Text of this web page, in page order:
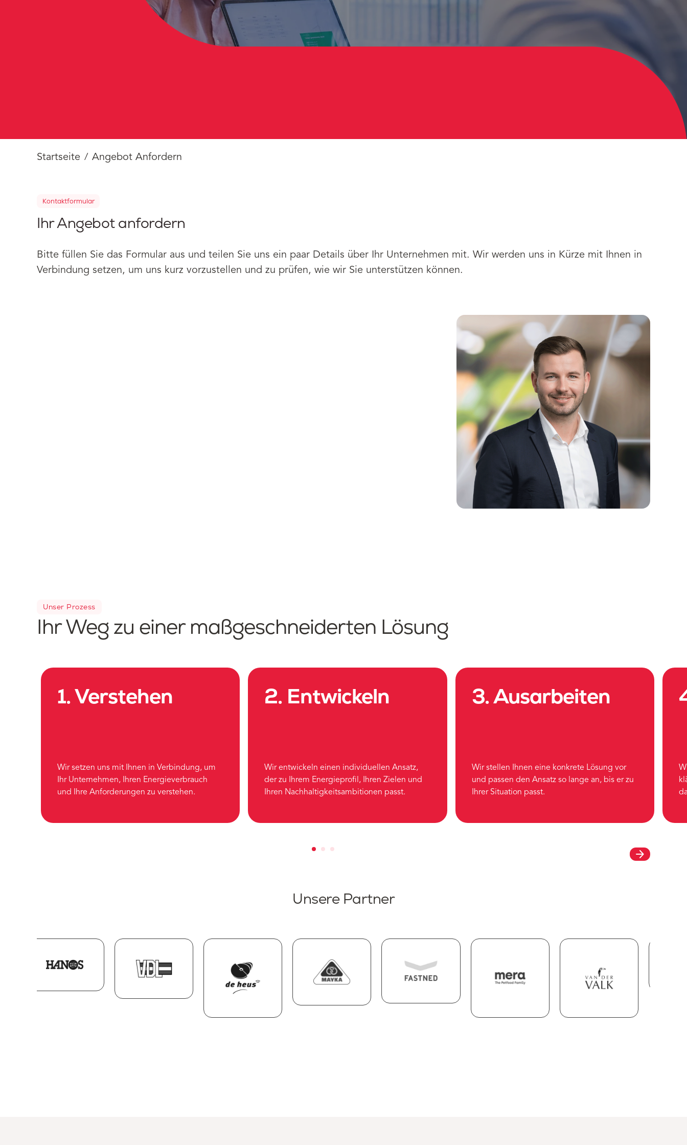
Startseite Angebot Anfordern
Kontaktformular
Ihr Angebot anfordern
Bitte füllen Sie das Formular aus und teilen Sie uns ein paar Details über Ihr Unternehmen mit. Wir werden uns in Kürze mit Ihnen in
Verbindung setzen, um uns kurz vorzustellen und zu prüfen, wie wir Sie unterstützen können.
Unser Prozess
Ihr Weg zu einer maßgeschneiderten Lösung
1. Verstehen
Wir setzen uns mit Ihnen in Verbindung, um
Ihr Unternehmen, Ihren Energieverbrauch
und Ihre Anforderungen zu verstehen.
2. Entwickeln
Wir entwickeln einen individuellen Ansatz,
der zu Ihrem Energieprofil, Ihren Zielen und
Ihren Nachhaltigkeitsambitionen passt.
3. Ausarbeiten
Wir stellen Ihnen eine konkrete Lösung vor
und passen den Ansatz so lange an, bis er zu
Ihrer Situation passt.
arrow_forward
Unsere Partner